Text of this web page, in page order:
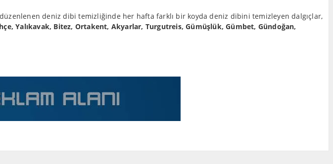
düzenlenen deniz dibi temizliğinde her hafta farklı bir koyda deniz dibini temizleyen dalgıçlar,
Yalıkavak, Bitez, Ortakent, Akyarlar, Turgutreis, Gümüşlük, Gümbet, Gündoğan,